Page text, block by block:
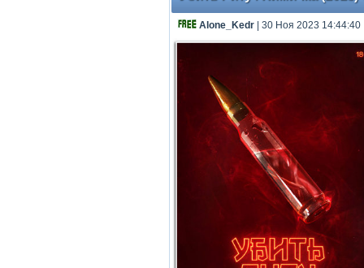
Alone_Kedr | 30 Ноя 2023 14:44:40